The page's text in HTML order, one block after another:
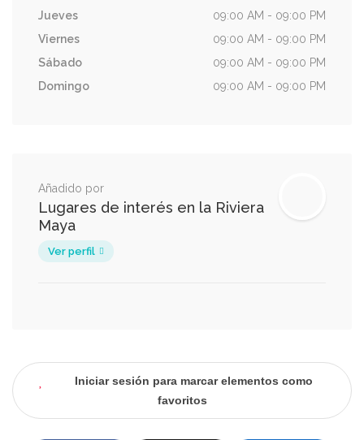
Jueves
09:00 AM - 09:00 PM
Viernes
09:00 AM - 09:00 PM
Sábado
09:00 AM - 09:00 PM
Domingo
09:00 AM - 09:00 PM
Añadido por
Lugares de interés en la Riviera
Maya
Ver perfil
Iniciar sesión para marcar elementos como
favoritos